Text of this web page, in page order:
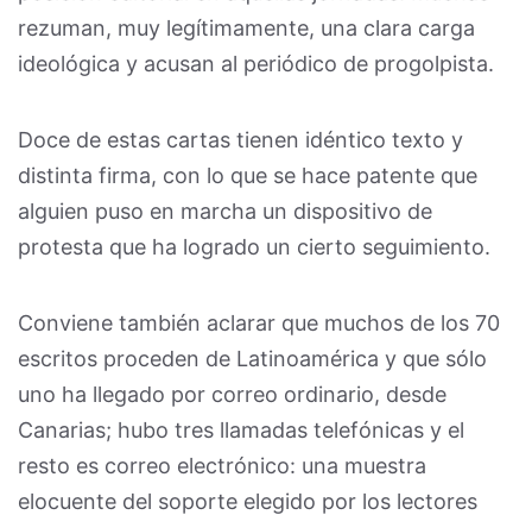
rezuman, muy legítimamente, una clara carga
ideológica y acusan al periódico de progolpista.
Doce de estas cartas tienen idéntico texto y
distinta firma, con lo que se hace patente que
alguien puso en marcha un dispositivo de
protesta que ha logrado un cierto seguimiento.
Conviene también aclarar que muchos de los 70
escritos proceden de Latinoamérica y que sólo
uno ha llegado por correo ordinario, desde
Canarias; hubo tres llamadas telefónicas y el
resto es correo electrónico: una muestra
elocuente del soporte elegido por los lectores